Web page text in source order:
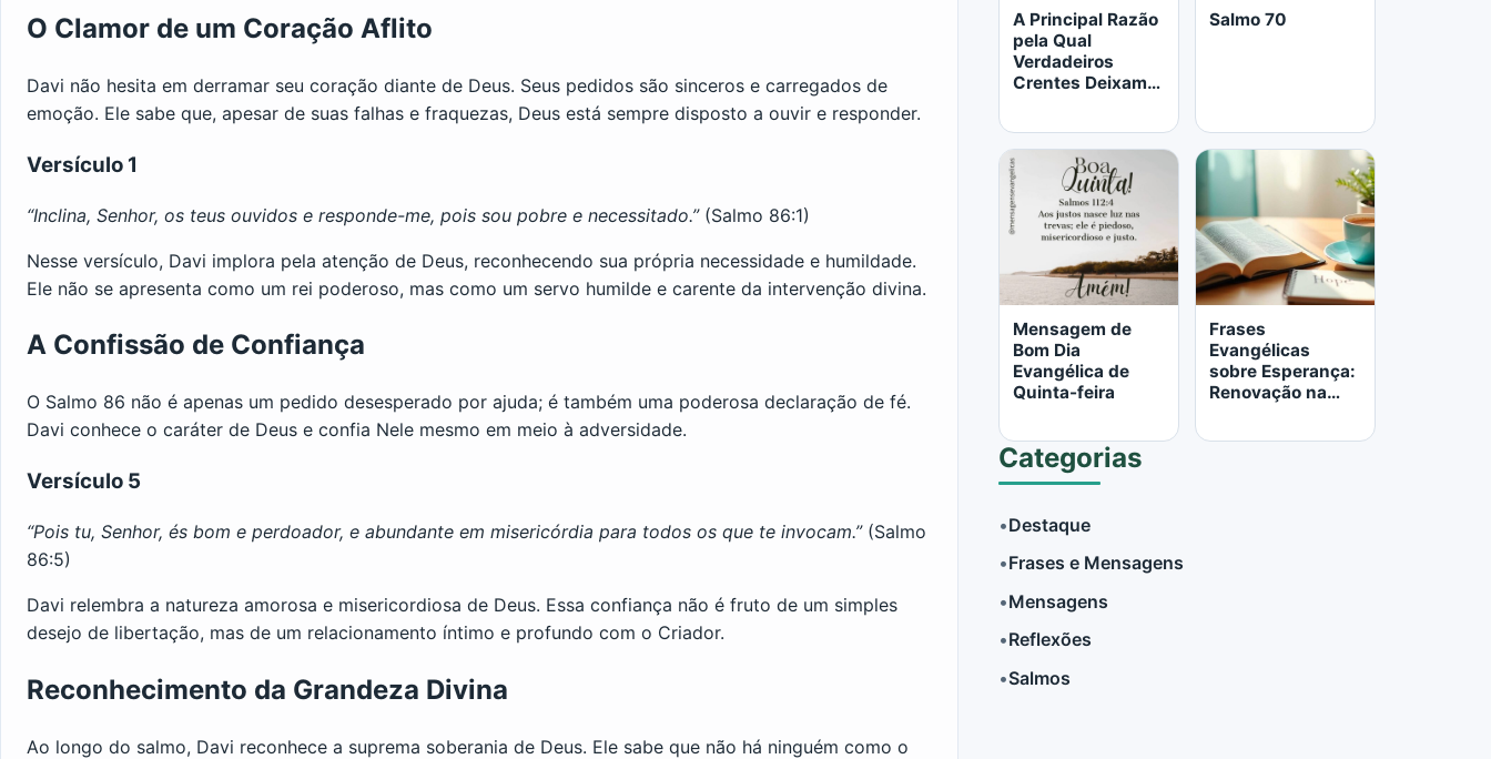
O Clamor de um Coração Aflito
Davi não hesita em derramar seu coração diante de Deus. Seus pedidos são sinceros e carregados de
emoção. Ele sabe que, apesar de suas falhas e fraquezas, Deus está sempre disposto a ouvir e responder.
Versículo 1
“Inclina, Senhor, os teus ouvidos e responde-me, pois sou pobre e necessitado.”(Salmo 86:1)
Nesse versículo, Davi implora pela atenção de Deus, reconhecendo sua própria necessidade e humildade.
Ele não se apresenta como um rei poderoso, mas como um servo humilde e carente da intervenção divina.
A Confissão de Confiança
O Salmo 86 não é apenas um pedido desesperado por ajuda; é também uma poderosa declaração de fé.
Davi conhece o caráter de Deus e confia Nele mesmo em meio à adversidade.
Versículo 5
“Pois tu, Senhor, és bom e perdoador, e abundante em misericórdia para todos os que te invocam.”(Salmo
86:5)
Davi relembra a natureza amorosa e misericordiosa de Deus. Essa confiança não é fruto de um simples
desejo de libertação, mas de um relacionamento íntimo e profundo com o Criador.
Reconhecimento da Grandeza Divina
Ao longo do salmo, Davi reconhece a suprema soberania de Deus. Ele sabe que não há ninguém como o
A Principal Razão
pela Qual
Verdadeiros
Crentes Deixam a
LER MAIS
Salmo 70
LER MAIS
Mensagem de
Bom Dia
Evangélica de
Quinta-feira
LER MAIS
Frases
Evangélicas
sobre Esperança:
Renovação na
Categorias
•Destaque
•Frases e Mensagens
•Mensagens
•Reflexões
•Salmos